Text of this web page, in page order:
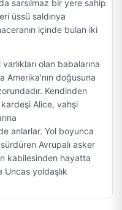
sarsılmaz bir yere sahip
üssü saldırıya
içinde bulan iki
olan babalarına
Amerika'nın doğusuna
Kendinden
Alice, vahşi
anlarlar. Yol boyunca
Avrupalı asker
kabilesinden hayatta
Uncas yoldaşlık